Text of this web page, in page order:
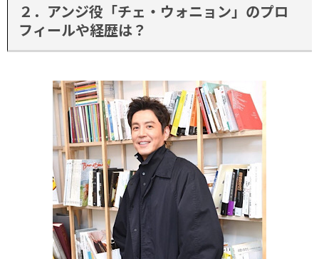
２．アンジ役「チェ・ウォニョン」のプロ
フィールや経歴は？